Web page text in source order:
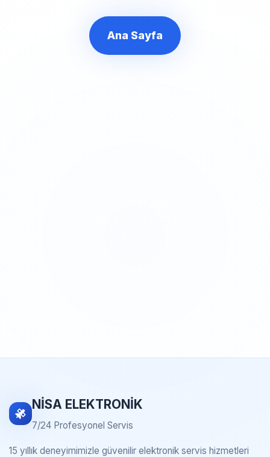
Ana Sayfa
NİSA ELEKTRONİK
7/24 Profesyonel Servis
15 yıllık deneyimimizle güvenilir elektronik servis hizmetleri